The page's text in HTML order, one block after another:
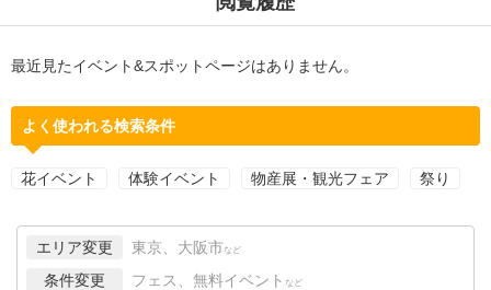
最近見たイベント&スポットページはありません。
よく使われる検索条件
花イベント 体験イベント 物産展・観光フェア 祭り
エリア変更 東京、大阪市 など
条件変更 フェス、無料イベント など